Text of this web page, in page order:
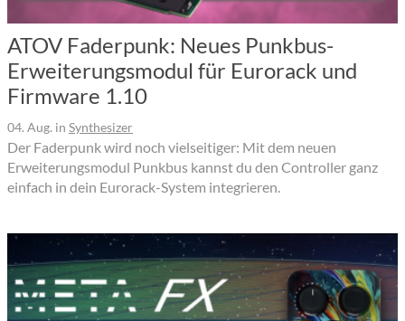
ATOV Faderpunk: Neues Punkbus-
Erweiterungsmodul für Eurorack und
Firmware 1.10
04. Aug. in Synthesizer
Der Faderpunk wird noch vielseitiger: Mit dem neuen
Erweiterungsmodul Punkbus kannst du den Controller ganz
einfach in dein Eurorack-System integrieren.